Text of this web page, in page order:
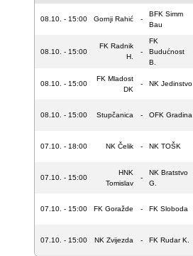
08.10. - 15:00 Gornji Rahić -
BFK Simm
Bau
08.10. - 15:00
FK Radnik
H.
-
FK
Budućnost
B.
08.10. - 15:00
FK Mladost
DK
- NK Jedinstvo
08.10. - 15:00 Stupčanica - OFK Gradina
07.10. - 18:00 NK Čelik - NK TOŠK
07.10. - 15:00
HNK
Tomislav
-
NK Bratstvo
G.
07.10. - 15:00 FK Goražde - FK Sloboda
07.10. - 15:00 NK Zvijezda - FK Rudar K.